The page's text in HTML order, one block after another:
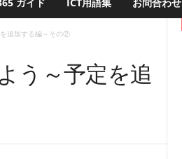
追加する編～その②
う～予定を追